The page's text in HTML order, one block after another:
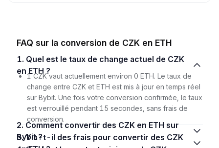
FAQ sur la conversion de CZK en ETH
1. Quel est le taux de change actuel de CZK
en ETH ?
1 CZK vaut actuellement environ 0 ETH. Le taux de
change entre CZK et ETH est mis à jour en temps réel
sur Bybit. Une fois votre conversion confirmée, le taux
est verrouillé pendant 15 secondes, sans frais de
conversion.
2. Comment convertir des CZK en ETH sur
Bybit ?
3. Y a-t-il des frais pour convertir des CZK